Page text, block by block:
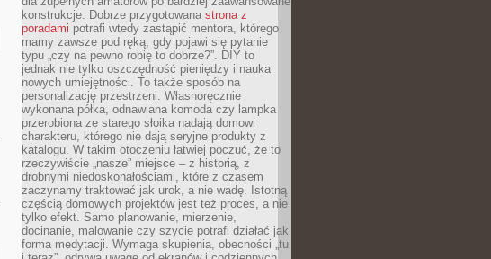
konstrukcje. Dobrze przygotowana strona z
poradami potrafi wtedy zastąpić mentora, którego
mamy zawsze pod ręką, gdy pojawi się pytanie
typu „czy na pewno robię to dobrze?”. DIY to
jednak nie tylko oszczędność pieniędzy i nauka
nowych umiejętności. To także sposób na
personalizację przestrzeni. Własnoręcznie
wykonana półka, odnawiana komoda czy lampka
przerobiona ze starego słoika nadają domowi
charakteru, którego nie dają seryjne produkty z
katalogu. W takim otoczeniu łatwiej poczuć, że to
rzeczywiście „nasze” miejsce – z historią, z
drobnymi niedoskonałościami, które z czasem
zaczynamy traktować jak urok, a nie wadę. Istotną
częścią domowych projektów jest też proces, a nie
tylko efekt. Samo planowanie, mierzenie,
docinanie, malowanie czy szycie potrafi działać jak
forma medytacji. Wymaga skupienia, obecności „tu